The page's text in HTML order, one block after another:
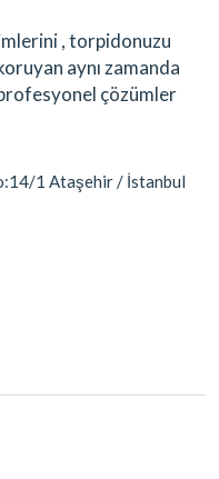
, torpidonuzu
aynı zamanda
çözümler
1 Ataşehir / İstanbul